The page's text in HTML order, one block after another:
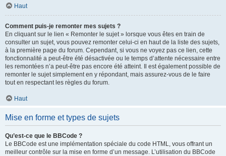
Haut
Comment puis-je remonter mes sujets ?
En cliquant sur le lien « Remonter le sujet » lorsque vous êtes en train de
consulter un sujet, vous pouvez remonter celui-ci en haut de la liste des sujets,
à la première page du forum. Cependant, si vous ne voyez pas ce lien, cette
fonctionnalité a peut-être été désactivée ou le temps d’attente nécessaire entre
les remontées n’a peut-être pas encore été atteint. Il est également possible de
remonter le sujet simplement en y répondant, mais assurez-vous de le faire
tout en respectant les règles du forum.
Haut
Mise en forme et types de sujets
Qu’est-ce que le BBCode ?
Le BBCode est une implémentation spéciale du code HTML, vous offrant un
meilleur contrôle sur la mise en forme d’un message. L’utilisation du BBCode